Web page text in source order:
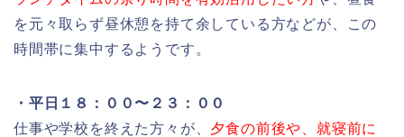
を元々取らず昼休憩を持て余している方などが、この
時間帯に集中するようです。
・平日１８：００〜２３：００
仕事や学校を終えた方々が、 夕食の前後や、就寝前に